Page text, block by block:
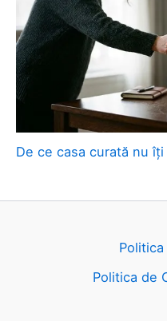
De ce casa curată nu
Politica de